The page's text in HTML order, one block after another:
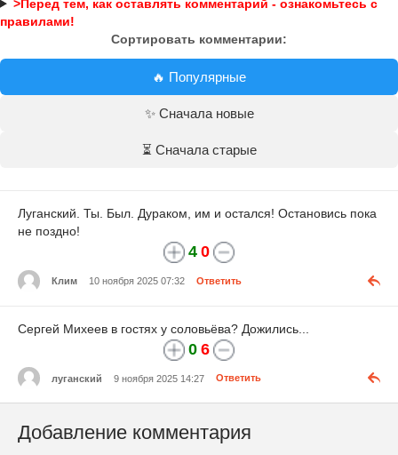
>Перед тем, как оставлять комментарий - ознакомьтесь с
правилами!
Сортировать комментарии:
🔥 Популярные
✨ Сначала новые
⏳ Сначала старые
Луганский. Ты. Был. Дураком, им и остался! Остановись пока
не поздно!
4 0
Клим 10 ноября 2025 07:32 Ответить
Сергей Михеев в гостях у соловьёва? Дожились...
0 6
луганский 9 ноября 2025 14:27 Ответить
Добавление комментария